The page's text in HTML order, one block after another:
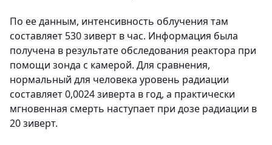
По ее данным, интенсивность облучения там
составляет 530 зиверт в час. Информация была
получена в результате обследования реактора при
помощи зонда с камерой. Для сравнения,
нормальный для человека уровень радиации
составляет 0,0024 зиверта в год, а практически
мгновенная смерть наступает при дозе радиации в
20 зиверт.